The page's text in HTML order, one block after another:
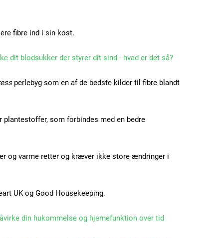
Orci varius natoque dolor
fibre ind i sin kost.
dit blodsukker der styrer dit sind - hvad er det så?
perlebyg som en af de bedste kilder til fibre blandt
som forbindes med en bedre
og varme retter og kræver ikke store ændringer i
UK og Good Housekeeping.
din hukommelse og hjernefunktion over tid